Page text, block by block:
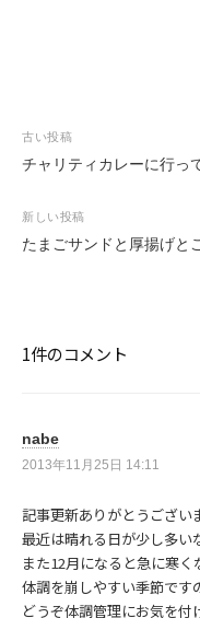
投
稿
ビ
ゲ
ン
古い投稿
チャリティカレーに行
新しい投稿
たまごサンドと厚揚げと
1件のコメント
nabe
2013年11月25日 14:11
記事更新ありがとうござい
最近は晴れる日が少し多い
また12月になると急に寒く
体調を崩しやすい季節です
どうぞ体調管理にお気を付